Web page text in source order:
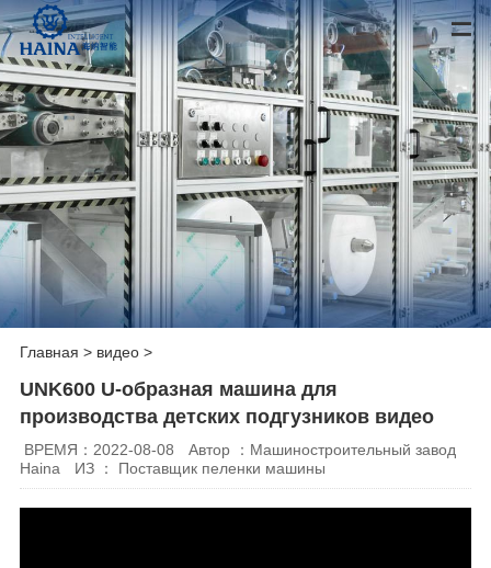
Главная > видео>
UNK600 U-образная машина для
производства детских подгузников видео
ВРЕМЯ：2022-08-08
Автор ：Машиностроительный завод
Haina
ИЗ ： Поставщик пеленки машины